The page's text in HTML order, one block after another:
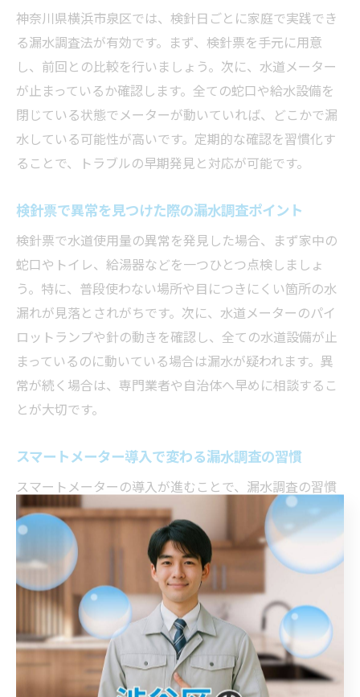
神奈川県横浜市泉区では、検針日ごとに家庭で実践でき
る漏水調査法が有効です。まず、検針票を手元に用意
し、前回との比較を行いましょう。次に、水道メーター
が止まっているか確認します。全ての蛇口や給水設備を
閉じている状態でメーターが動いていれば、どこかで漏
水している可能性が高いです。定期的な確認を習慣化す
ることで、トラブルの早期発見と対応が可能です。
検針票で異常を見つけた際の漏水調査ポイント
検針票で水道使用量の異常を発見した場合、まず家中の
蛇口やトイレ、給湯器などを一つひとつ点検しましょ
う。特に、普段使わない場所や目につきにくい箇所の水
漏れが見落とされがちです。次に、水道メーターのパイ
ロットランプや針の動きを確認し、全ての水道設備が止
まっているのに動いている場合は漏水が疑われます。異
常が続く場合は、専門業者や自治体へ早めに相談するこ
とが大切です。
スマートメーター導入で変わる漏水調査の習慣
スマートメーターの導入が進むことで、漏水調査の習慣
も変化しています。従来は検針票でしか把握できなかっ
た異常を、リアルタイムで確認できるようになりまし
た。例えば、オンラインで水使用量の推移をグラフでチ
ェックでき、異常な増加があればすぐに気づくことが可
能です。これにより、漏水の早期発見や迅速な対応がし
やすくなり、家計管理やトラブル予防に役立ちます。
検針日直前にできる家庭での漏水調査手順